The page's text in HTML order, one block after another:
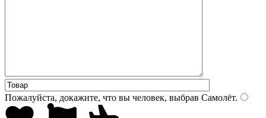
Пожалуйста, докажите, что вы человек, выбрав Самолёт.